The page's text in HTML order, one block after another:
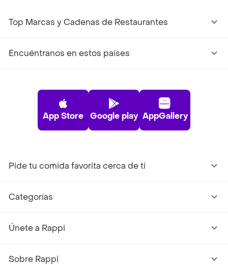
Top Marcas y Cadenas de Restaurantes
Encuéntranos en estos países
App Store Google play AppGallery
Pide tu comida favorita cerca de ti
Categorías
Únete a Rappi
Sobre Rappi